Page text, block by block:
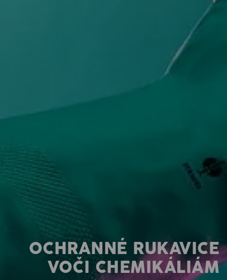
OCHRANNÉ RUKAVICE
VOČI CHEMIKÁLIÁM